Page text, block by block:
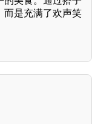
而是充满了欢声笑